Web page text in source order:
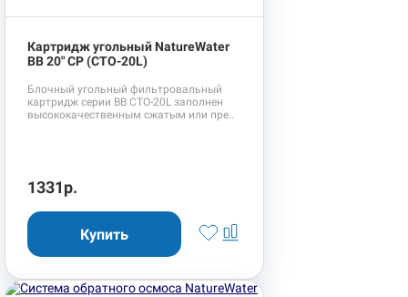
Картридж угольный NatureWater
BB 20" CP (CTO-20L)
Блочный угольный фильтровальный
картридж серии BB CTO-20L заполнен
высококачественным сжатым или пре..
1331р.